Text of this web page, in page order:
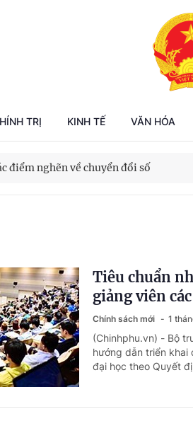
TRỊ KINH TẾ VĂN HÓA
Chiến dịch
điểm nghẽn về chuyển đổi số
thuê - Trụ cột chiến lược, lâu dài
Chiến dịch
Tiêu chuẩn
giảng viên
Chính sách mới 1
(Chinhphu.vn) - Bộ
hướng dẫn triển khai
đại học theo Quyết